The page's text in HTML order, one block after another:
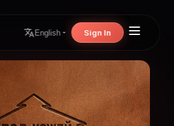
English Sign In